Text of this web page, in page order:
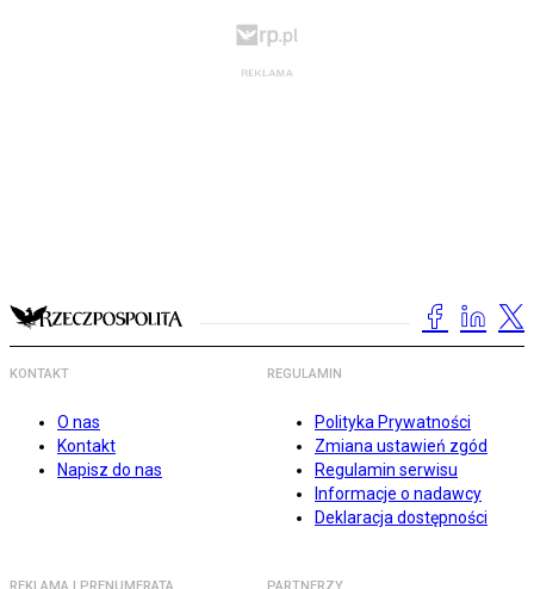
KONTAKT
O nas
Kontakt
Napisz do nas
REGULAMIN
Polityka Prywatności
Zmiana ustawień zgód
Regulamin serwisu
Informacje o nadawcy
Deklaracja dostępności